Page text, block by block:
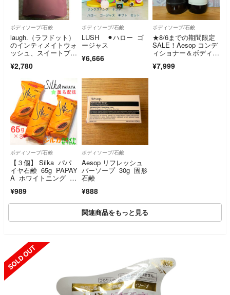
ボディソープ/石鹸
laugh.（ラフドット）
のインティメイトウォ
ッシュ、スイートブー
ートゾーン用のボディ
とな
¥2,780
ボディソープ/石鹸
LUSH ⚫︎ハロー ゴ
ージャス
¥6,666
ボディソープ/石鹸
★8/6までの期間限定
SALE！Aesop コンデ
ィショナー＆ボディク
¥7,999
ボディソープ/石鹸
【３個】 Silka パパ
イヤ石鹸 65g PAPAY
A ホワイトニング シ
リピン せっけん
¥989
ボディソープ/石鹸
Aesop リフレッシュ
バーソープ 30g 固形
石鹸
¥888
関連商品をもっと見る